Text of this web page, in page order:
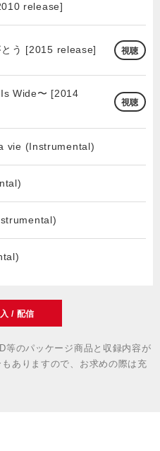
release]
とう [2015 release] 視聴
Wide〜 [2014
視聴
vie (Instrumental)
/ 配信
のパッケージ商品と収録内容が
ありますので、お求めの際は充